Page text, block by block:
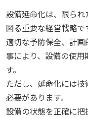
設備延命化は、限ら
図る重要な経営戦略で
適切な予防保全、計
事により、設備の使
す。
ただし、延命化には
必要があります。
設備の状態を正確に